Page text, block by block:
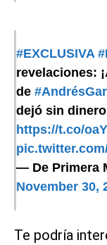
#EXCLUSIVA
revelaciones:
de
dejó sin
https://t.co/
— De Primera
November 30,
Te podría